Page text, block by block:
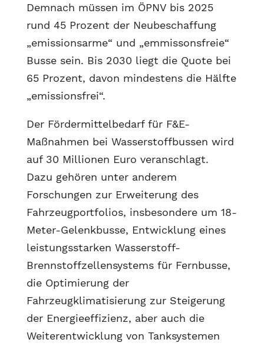
Demnach müssen im ÖPNV bis 2025
rund 45 Prozent der Neubeschaffung
„emissionsarme“ und „emmissonsfreie“
Busse sein. Bis 2030 liegt die Quote bei
65 Prozent, davon mindestens die Hälfte
„emissionsfrei“.
Der Fördermittelbedarf für F&E-
Maßnahmen bei Wasserstoffbussen wird
auf 30 Millionen Euro veranschlagt.
Dazu gehören unter anderem
Forschungen zur Erweiterung des
Fahrzeugportfolios, insbesondere um 18-
Meter-Gelenkbusse, Entwicklung eines
leistungsstarken Wasserstoff-
Brennstoffzellensystems für Fernbusse,
die Optimierung der
Fahrzeugklimatisierung zur Steigerung
der Energieeffizienz, aber auch die
Weiterentwicklung von Tanksystemen